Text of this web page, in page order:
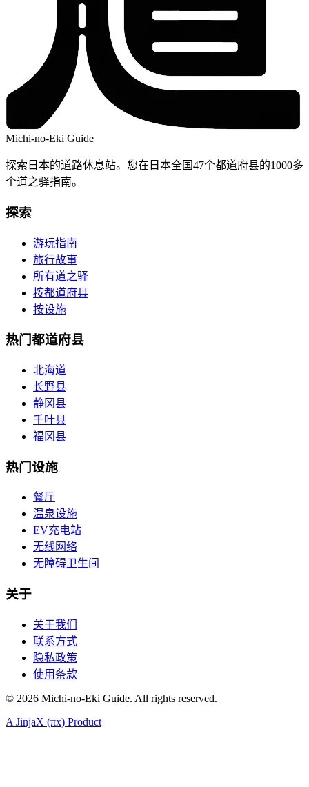
Michi-no-Eki Guide
探索日本的道路休息站。您在日本全国47个都道府县的1000多
个道之驿指南。
探索
游玩指南
旅行故事
所有道之驿
按都道府县
按设施
热门都道府县
北海道
长野县
静冈县
千叶县
福冈县
热门设施
餐厅
温泉设施
EV充电站
无线网络
无障碍卫生间
关于
关于我们
联系方式
隐私政策
使用条款
© 2026 Michi-no-Eki Guide. All rights reserved.
A JinjaX (πx) Product